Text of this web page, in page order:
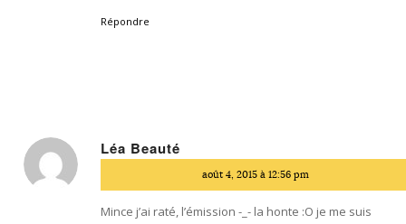
Répondre
Léa Beauté
août 4, 2015 à 12:56 pm
Mince j’ai raté, l’émission -_- la honte :O je me suis